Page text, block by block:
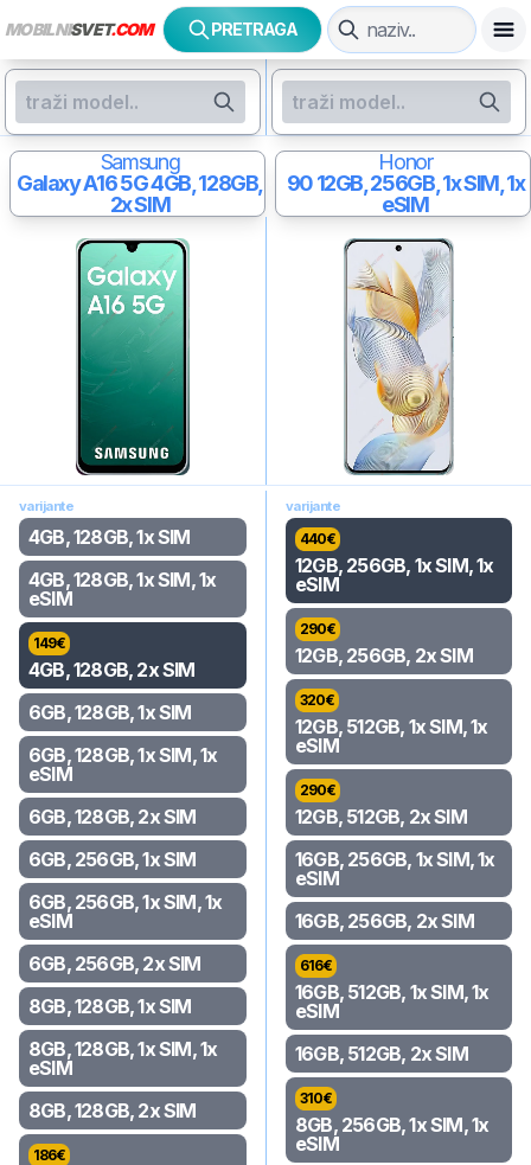
MOBILNISVET.COM PRETRAGA
Samsung
Galaxy A16 5G4GB, 128GB,
2x SIM
Honor
9012GB, 256GB, 1x SIM, 1x
eSIM
varijante
4GB, 128GB, 1x SIM
4GB, 128GB, 1x SIM, 1x
eSIM
149€
4GB, 128GB, 2x SIM
6GB, 128GB, 1x SIM
6GB, 128GB, 1x SIM, 1x
eSIM
6GB, 128GB, 2x SIM
6GB, 256GB, 1x SIM
6GB, 256GB, 1x SIM, 1x
eSIM
6GB, 256GB, 2x SIM
8GB, 128GB, 1x SIM
8GB, 128GB, 1x SIM, 1x
eSIM
8GB, 128GB, 2x SIM
186€
varijante
440€
12GB, 256GB, 1x SIM, 1x
eSIM
290€
12GB, 256GB, 2x SIM
320€
12GB, 512GB, 1x SIM, 1x
eSIM
290€
12GB, 512GB, 2x SIM
16GB, 256GB, 1x SIM, 1x
eSIM
16GB, 256GB, 2x SIM
616€
16GB, 512GB, 1x SIM, 1x
eSIM
16GB, 512GB, 2x SIM
310€
8GB, 256GB, 1x SIM, 1x
eSIM